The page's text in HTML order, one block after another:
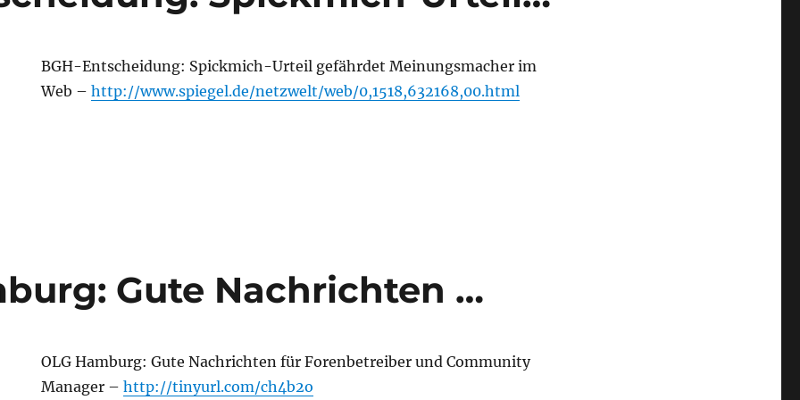
BGH-Entscheidung: Spickmich-Urteil gefährdet Meinungsmacher im
Web –http://www.spiegel.de/netzwelt/web/0,1518,632168,00.html
Gute Nachrichten …
OLG Hamburg: Gute Nachrichten für Forenbetreiber und Community
Manager –http://tinyurl.com/ch4b2o